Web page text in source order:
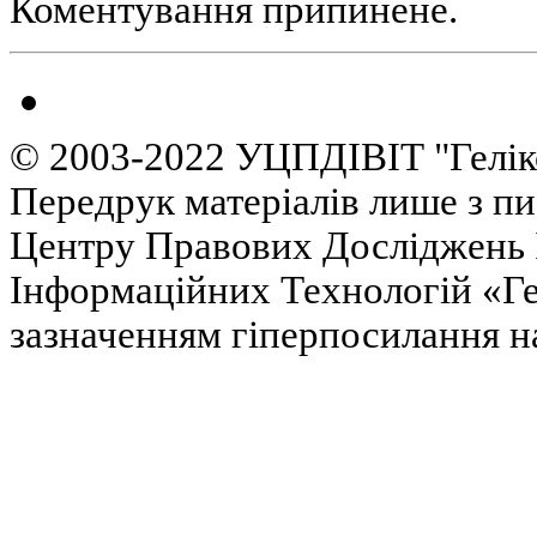
Коментування припинене.
© 2003-2022 УЦПДІВІТ
Передрук матеріалів лише з
Центру Правових Досліджень
Інформаційних Технологій
зазначенням гіперпосилання